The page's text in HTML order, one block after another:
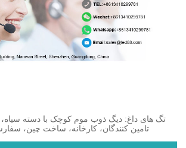
تگ های داغ: دیگ ذوب موم کوچک با دسته سیاه،
تامین کنندگان، کارخانه، ساخت چین،